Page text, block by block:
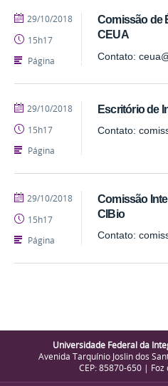
Comissão de
CEUA
Contato:
publicado
29/10/2018
15h17
Página
Escritório de
Contato:
publicado
29/10/2018
15h17
Página
Comissão
CIBio
Contato:
publicado
29/10/2018
15h17
Página
Universidade Federal da
Avenida Tarquínio Joslin dos
CEP: 85870-650 | Foz